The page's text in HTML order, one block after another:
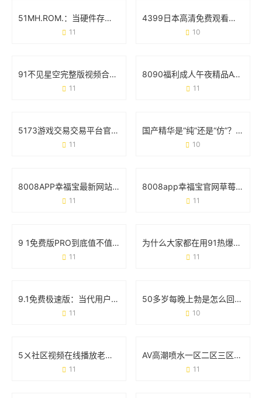
51MH.ROM.：当硬件存储遇上智能生活的化学反应
11
4399日本高清免费观看视频：追剧党的新大陆与避坑指南
10
91不见星空完整版视频合集：从内容特色到使用场景的全面梳理
11
8090福利成人午夜精品AV：深夜内容消费背后的用户需求与行业观察
11
5173游戏交易交易平台官网：玩家必看的交易攻略与安全手册
11
国产精华是“纯”还是“仿”？69个真实用户这样说
10
8008APP幸福宝最新网站丝瓜：如何用这款工具找到你的快乐星球？
11
8008app幸福宝官网草莓视频免费：如何安全解锁观影新姿势？
11
9 1免费版PRO到底值不值得下载？这些细节必须看
11
为什么大家都在用91热爆app官网版？这些功能你可能还不知道
11
9.1免费极速版：当代用户的效率神器还是营销噱头？
11
50多岁每晚上勃是怎么回事？医生解读真实原因和应对方案
10
5ㄨ社区视频在线播放老司机版：为什么它成了用户找资源的“万能钥匙”？
11
AV高潮喷水一区二区三区：真实体验与用户争议全记录
11